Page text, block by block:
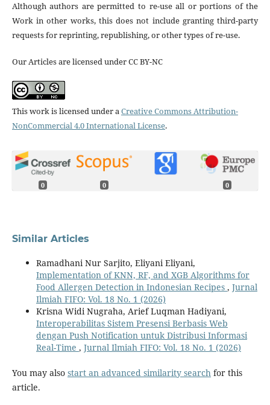
Although authors are permitted to re-use all or portions of the
Work in other works, this does not include granting third-party
requests for reprinting, republishing, or other types of re-use.
Our Articles are licensed under CC BY-NC
This work is licensed under aCreative Commons Attribution-
NonCommercial 4.0 International License.
0 0 0
Similar Articles
Ramadhani Nur Sarjito, Eliyani Eliyani,
Implementation of KNN, RF, and XGB Algorithms for
Food Allergen Detection in Indonesian Recipes , Jurnal
Ilmiah FIFO: Vol. 18 No. 1 (2026)
Krisna Widi Nugraha, Arief Luqman Hadiyani,
Interoperabilitas Sistem Presensi Berbasis Web
dengan Push Notification untuk Distribusi Informasi
Real-Time , Jurnal Ilmiah FIFO: Vol. 18 No. 1 (2026)
You may also start an advanced similarity search for this
article.